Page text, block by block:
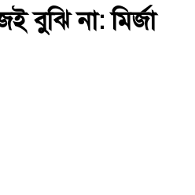
বুঝি না: মির্জা